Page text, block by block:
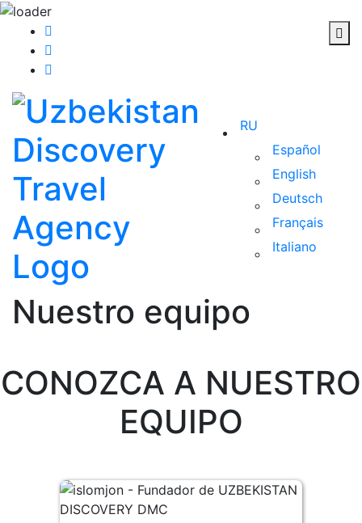
RU
Español
English
Deutsch
Français
Italiano
Nuestro equipo
CONOZCA A NUESTRO
EQUIPO